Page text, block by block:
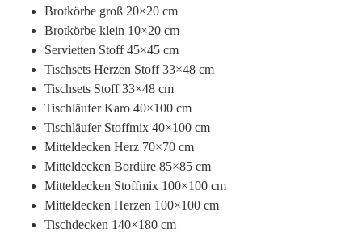
Brotkörbe groß 20×20 cm
Brotkörbe klein 10×20 cm
Servietten Stoff 45×45 cm
Tischsets Herzen Stoff 33×48 cm
Tischsets Stoff 33×48 cm
Tischläufer Karo 40×100 cm
Tischläufer Stoffmix 40×100 cm
Mitteldecken Herz 70×70 cm
Mitteldecken Bordüre 85×85 cm
Mitteldecken Stoffmix 100×100 cm
Mitteldecken Herzen 100×100 cm
Tischdecken 140×180 cm